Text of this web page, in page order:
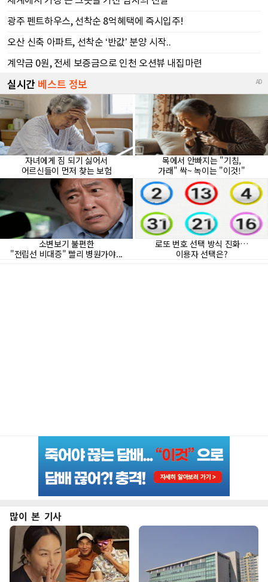
많이 본 기사